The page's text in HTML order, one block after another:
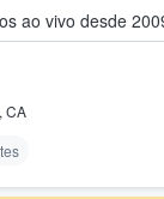
ao vivo desde
, CA